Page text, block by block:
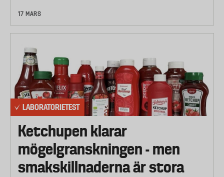
17 MARS
LABORATORIETEST
Ketchupen klarar
mögelgranskningen - men
smakskillnaderna är stora